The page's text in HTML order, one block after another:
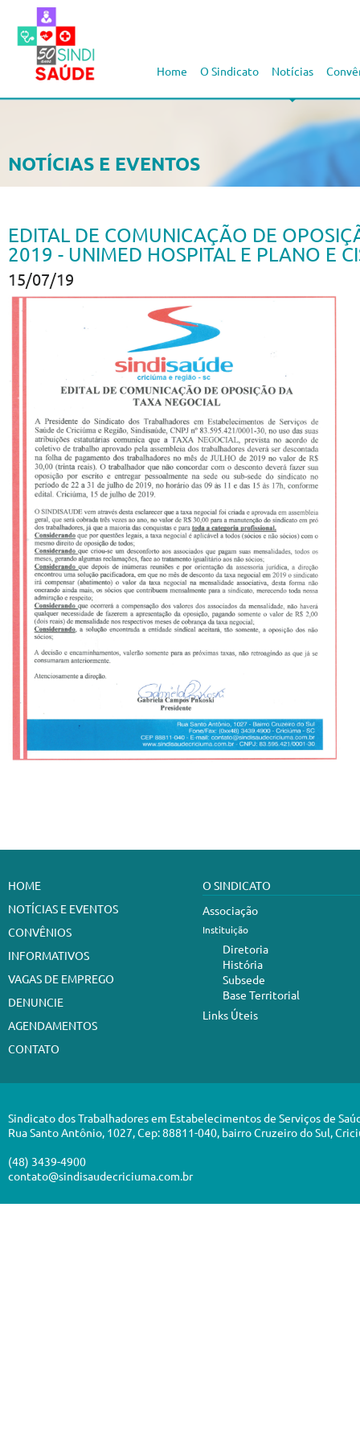
Notícias
O Sindicato
Home
NOTÍCIAS E EVENTOS
EDITAL DE COMUNICAÇÃO DE
2019 - UNIMED HOSPITAL E PLANO E
15/07/19
HOME
NOTÍCIAS E EVENTOS
CONVÊNIOS
INFORMATIVOS
VAGAS DE EMPREGO
DENUNCIE
AGENDAMENTOS
CONTATO
O SINDICATO
Associação
Instituição
Diretoria
História
Subsede
Base Territorial
Links Úteis
Sindicato dos Trabalhadores em Estabelecimentos de Serviços de
Rua Santo Antônio, 1027, Cep: 88811-040, bairro Cruzeiro do Sul,
(48) 3439-4900
contato@sindisaudecriciuma.com.br